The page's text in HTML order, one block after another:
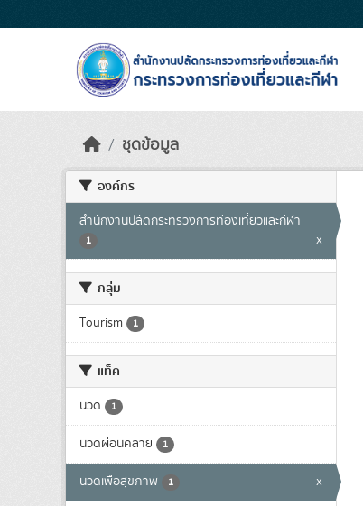
ชุดข้อมูล
องค์กร
สำนักงานปลัดกระทรวงการท่องเที่ยวและกีฬา
1 x
กลุ่ม
Tourism 1
แท็ค
นวด 1
นวดผ่อนคลาย 1
นวดเพื่อสุขภาพ 1 x